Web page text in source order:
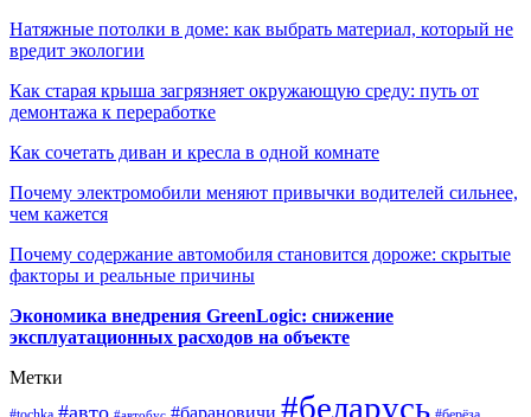
Натяжные потолки в доме: как выбрать материал, который не
вредит экологии
Как старая крыша загрязняет окружающую среду: путь от
демонтажа к переработке
Как сочетать диван и кресла в одной комнате
Почему электромобили меняют привычки водителей сильнее,
чем кажется
Почему содержание автомобиля становится дороже: скрытые
факторы и реальные причины
Экономика внедрения GreenLogic: снижение
эксплуатационных расходов на объекте
Метки
#авто #беларусь